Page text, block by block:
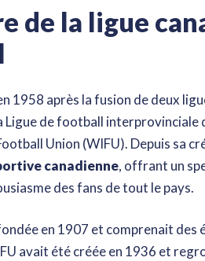
de la ligue
1958 après la fusion de deux
Ligue de football interprovinciale
Union (WIFU). Depuis sa
canadienne, offrant un
des fans de tout le pays.
en 1907 et comprenait des
avait été créée en 1936 et